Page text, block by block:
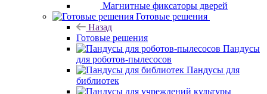
Магнитные фиксаторы дверей
Готовые решения
Назад
Готовые решения
Пандусы
для роботов-пылесосов
Пандусы для
библиотек